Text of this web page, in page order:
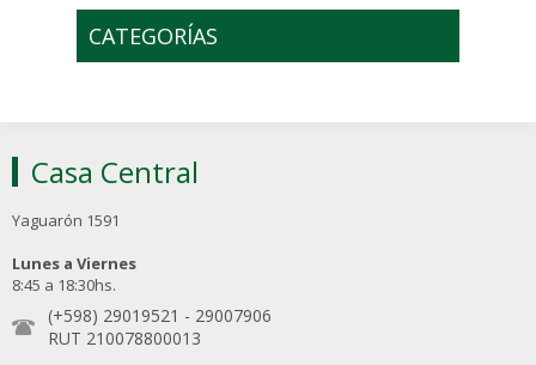
CATEGORÍAS
Casa Central
Yaguarón 1591
Lunes a Viernes
8:45 a 18:30hs.
(+598) 29019521 - 29007906
RUT 210078800013